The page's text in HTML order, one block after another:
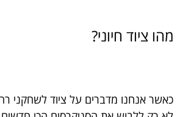
מהו ציוד חיוני?
כאשר אנחנו מדברים על ציוד לשחקני